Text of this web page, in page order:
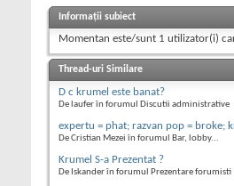
Informații subiect
Momentan este/sunt 1 utilizator(i)
Thread-uri Similare
D c krumel este banat?
De laufer în forumul Discutii administrative
expertu = phat; razvan pop = broke;
De Cristian Mezei în forumul Bar, lobby...
Krumel S-a Prezentat ?
De Iskander în forumul Prezentare forumisti